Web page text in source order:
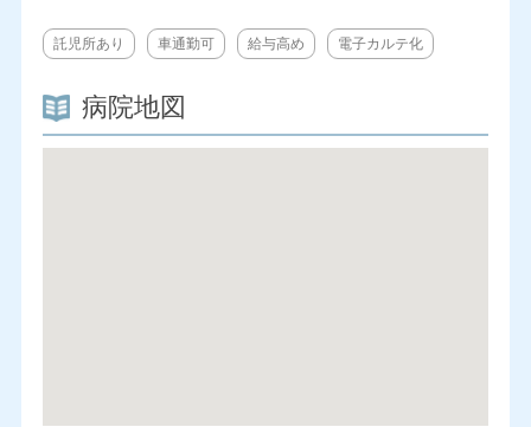
託児所あり 車通勤可 給与高め 電子カルテ化
病院地図